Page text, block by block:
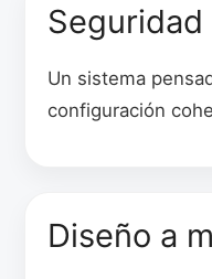
Seguridad
Un sistema
configuración
Diseño a